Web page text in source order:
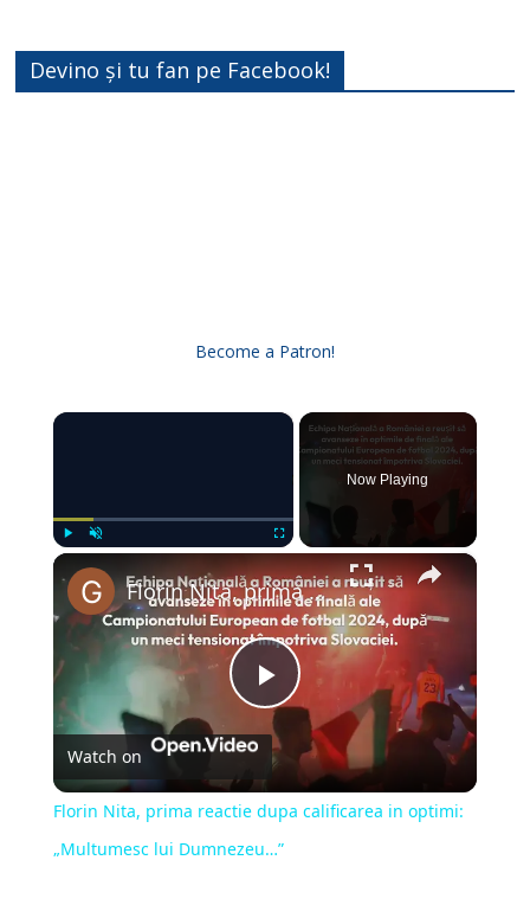
Devino și tu fan pe Facebook!
Become a Patron!
×
Now Playing
×
P
l
a
Florin Nita, prima reactie dupa calificarea in optimi: „Multumesc lui Dumnezeu…”
Watch on
Florin Nita, prima reactie dupa calificarea in optimi:
„Multumesc lui Dumnezeu…”